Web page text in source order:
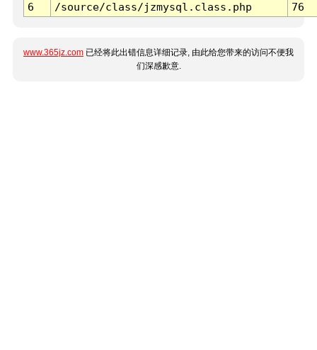
6
/source/class/jzmysql.class.php 76
www.365jz.com 已经将此出错信息详细记录, 由此给您带来的访问不便我
们深感歉意.